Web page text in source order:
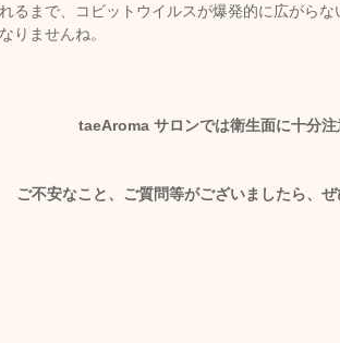
るまで、コビットウイルスが爆発的に広がら
りませんね。
taeAroma サロンでは衛生面に十分注
ご不安なこと、ご質問等がございましたら、ぜ